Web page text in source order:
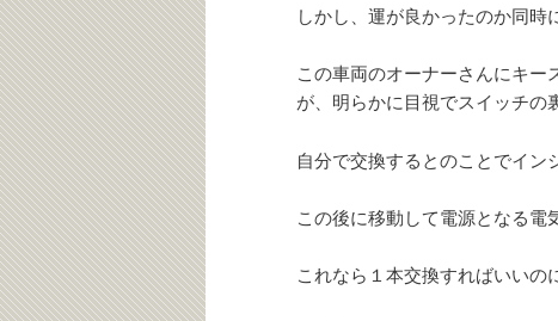
しかし、運が良かったのか同時
この車両のオーナーさんにキー
が、明らかに目視でスイッチの
自分で交換するとのことでイン
この後に移動して電源となる電
これなら１本交換すればいいの